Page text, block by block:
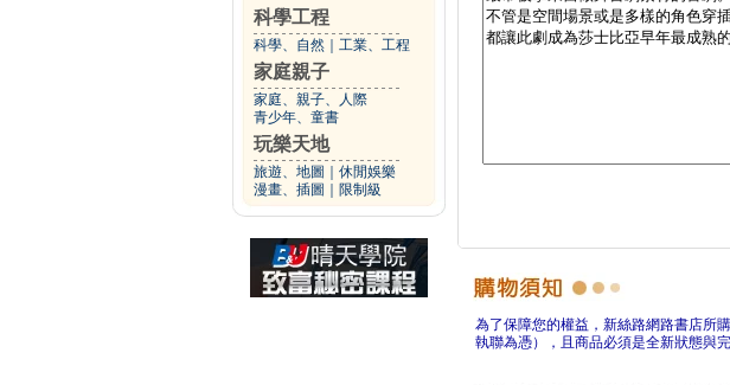
科學工程
科學、自然 工業、工程
家庭親子
家庭、親子、人際
青少年、童書
玩樂天地
旅遊、地圖
休閒娛樂
漫畫、插圖
限制級
為了保障您的權益，新絲路網路書店所
執聯為憑），且商品必須是全新狀態與